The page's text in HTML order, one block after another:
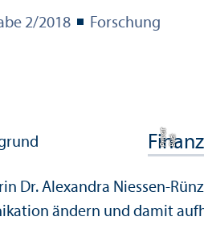
2/2018 Forschung
Bil
d:
P
ri
v
a
t
Dr. Alexandra Niessen-
ändern und damit